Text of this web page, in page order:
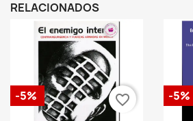
RELACIONADOS
-5% favorite_border -5%